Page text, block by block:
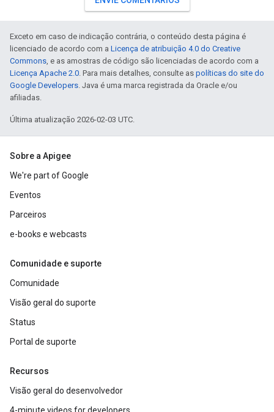
Exceto em caso de indicação contrária, o conteúdo desta página é
licenciado de acordo com a Licença de atribuição 4.0 do Creative
Commons, e as amostras de código são licenciadas de acordo com a
Licença Apache 2.0. Para mais detalhes, consulte as políticas do site do
Google Developers. Java é uma marca registrada da Oracle e/ou
afiliadas.
Última atualização 2026-02-03 UTC.
Sobre a Apigee
We're part of Google
Eventos
Parceiros
e-books e webcasts
Comunidade e suporte
Comunidade
Visão geral do suporte
Status
Portal de suporte
Recursos
Visão geral do desenvolvedor